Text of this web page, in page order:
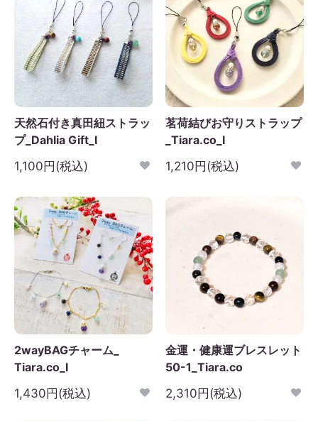
天然石付き真田紐ストラッ
プ_Dahlia Gift_I
1,100円(税込)
茗荷結びお守りストラップ
_Tiara.co_I
1,210円(税込)
2wayBAGチャーム_
Tiara.co_I
1,430円(税込)
金運・健康運ブレスレット
50-1_Tiara.co
2,310円(税込)